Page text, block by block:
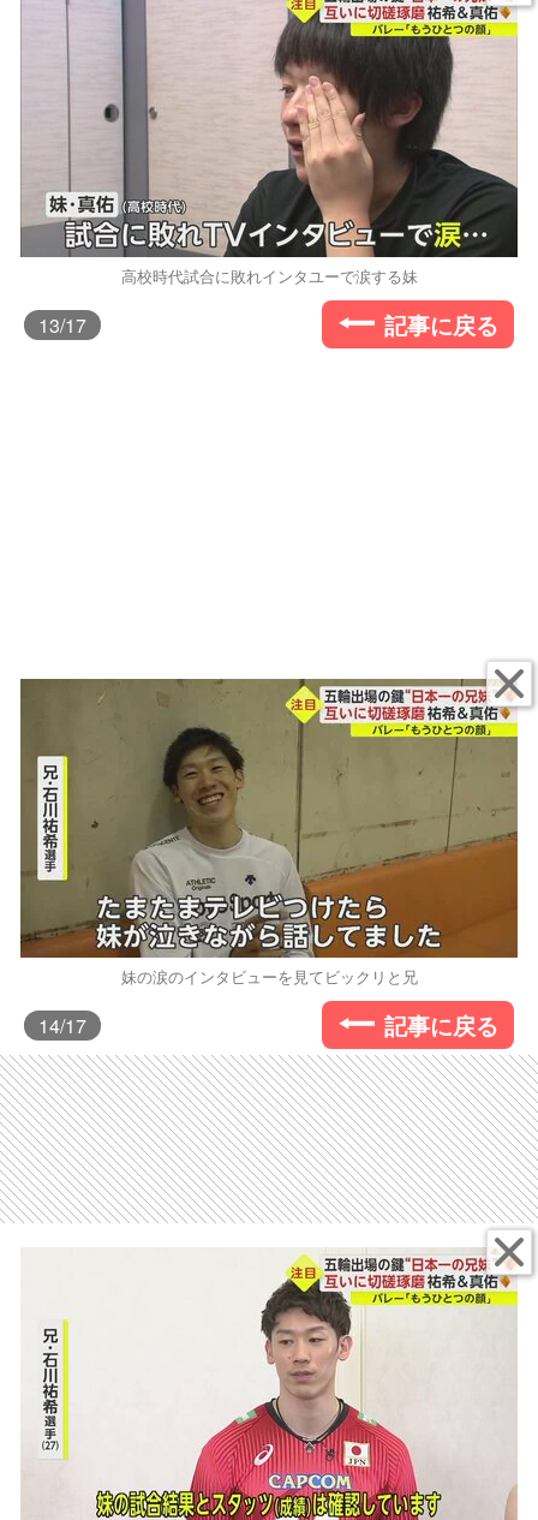
高校時代試合に敗れインタユーで涙する妹
13/17 記事に戻る
妹の涙のインタビューを見てビックリと兄
14/17 記事に戻る